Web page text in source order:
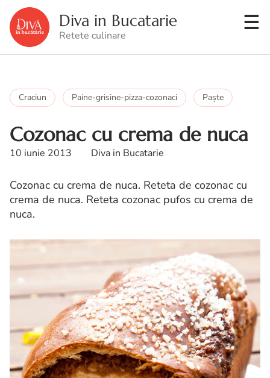
Diva in Bucatarie
Retete culinare
Craciun Paine-grisine-pizza-cozonaci Paşte
Cozonac cu crema de nuca
10 iunie 2013 Diva in Bucatarie
Cozonac cu crema de nuca. Reteta de cozonac cu
crema de nuca. Reteta cozonac pufos cu crema de
nuca.